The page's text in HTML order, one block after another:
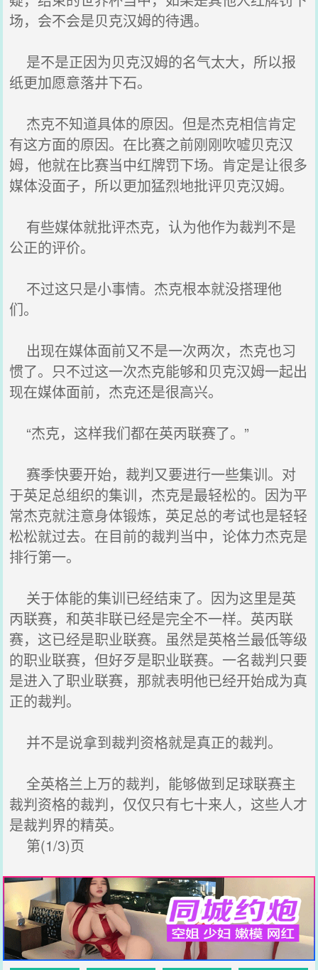
场，会不会是贝克汉姆的待遇。
是不是正因为贝克汉姆的名气太大，所以报
纸更加愿意落井下石。
杰克不知道具体的原因。但是杰克相信肯定
有这方面的原因。在比赛之前刚刚吹嘘贝克汉
姆，他就在比赛当中红牌罚下场。肯定是让很多
媒体没面子，所以更加猛烈地批评贝克汉姆。
有些媒体就批评杰克，认为他作为裁判不是
公正的评价。
不过这只是小事情。杰克根本就没搭理他
们。
出现在媒体面前又不是一次两次，杰克也习
惯了。只不过这一次杰克能够和贝克汉姆一起出
现在媒体面前，杰克还是很高兴。
“杰克，这样我们都在英丙联赛了。”
赛季快要开始，裁判又要进行一些集训。对
于英足总组织的集训，杰克是最轻松的。因为平
常杰克就注意身体锻炼，英足总的考试也是轻轻
松松就过去。在目前的裁判当中，论体力杰克是
排行第一。
关于体能的集训已经结束了。因为这里是英
丙联赛，和英非联已经是完全不一样。英丙联
赛，这已经是职业联赛。虽然是英格兰最低等级
的职业联赛，但好歹是职业联赛。一名裁判只要
是进入了职业联赛，那就表明他已经开始成为真
正的裁判。
并不是说拿到裁判资格就是真正的裁判。
全英格兰上万的裁判，能够做到足球联赛主
裁判资格的裁判，仅仅只有七十来人，这些人才
是裁判界的精英。
第(1/3)页